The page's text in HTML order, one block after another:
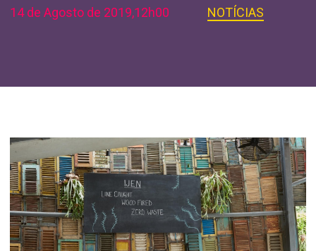
14 de Agosto de 2019,12h00 NOTÍCIAS